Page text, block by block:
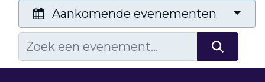
Aankomende evenementen